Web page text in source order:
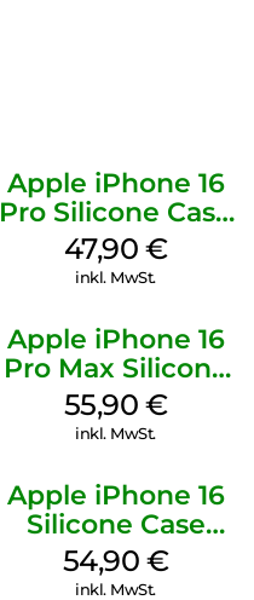
Apple iPhone 16
Pro Silicone Case
MagSafe Denim
47,90 €
inkl. MwSt.
Apple iPhone 16
Pro Max Silicone
Case MagSafe
Stone Gray
55,90 €
inkl. MwSt.
Apple iPhone 16
Silicone Case
MagSafe Black
54,90 €
inkl. MwSt.